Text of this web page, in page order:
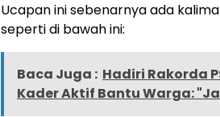
Ucapan ini sebenarnya ada
seperti di bawah ini:
Baca Juga : Hadiri Rakorda
Kader Aktif Bantu Warga: